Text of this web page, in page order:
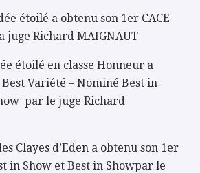
étoilé a obtenu son 1er CACE –
juge Richard MAIGNAUT
étoilé en classe Honneur a
Variété – Nominé Best in
par le juge Richard
Clayes d’Eden a obtenu son 1er
in Show et Best in Showpar le